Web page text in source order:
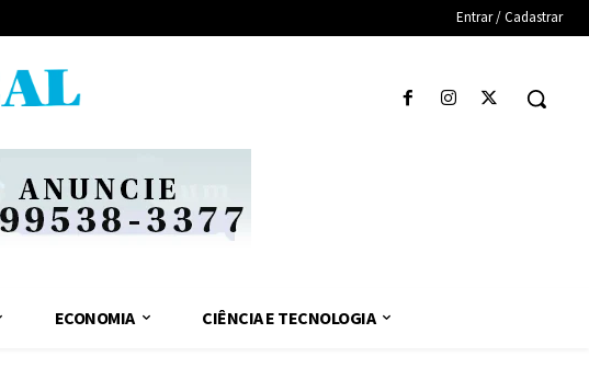
Entrar / Cadastrar
ECONOMIA CIÊNCIA E TECNOLOGIA